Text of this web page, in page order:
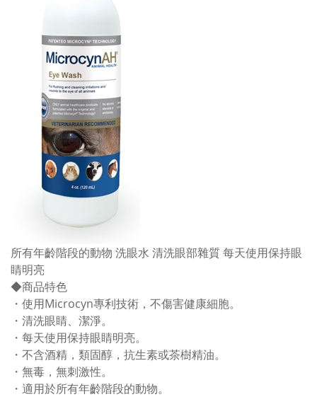
所有年齡階段的動物 洗眼水 清洗眼部雜質 每天使用保持眼
睛明亮
◆商品特色
・使用Microcyn專利技術，不傷害健康細胞。
・清洗眼睛、潔淨。
・每天使用保持眼睛明亮。
・不含酒精，類固醇，抗生素或茶樹精油。
・無毒，無刺激性。
・適用於所有年齡階段的動物。